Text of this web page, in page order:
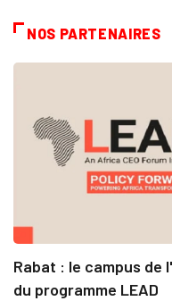
NOS PARTENAIRES
Rabat : le campus de
du programme LEAD